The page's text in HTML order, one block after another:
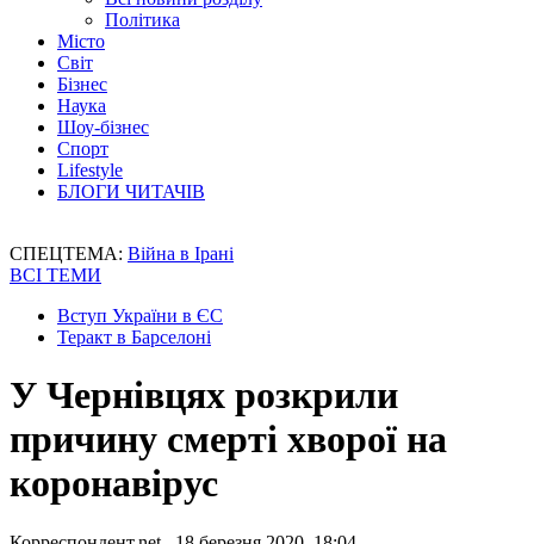
Політика
Місто
Світ
Бізнес
Наука
Шоу-бізнес
Спорт
Lifestyle
БЛОГИ ЧИТАЧІВ
СПЕЦТЕМА: Війна в Ірані
ВСІ ТЕМИ
Вступ України в ЄС
Теракт в Барселоні
У Чернівцях розкрили
причину смерті хворої на
коронавірус